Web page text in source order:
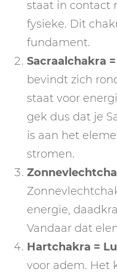
staat in contact
fysieke. Dit
fundament.
Sacraalchakra
bevindt zich
staat voor
gek dus dat je
is aan het
stromen.
energie,
Vandaar dat
Hartchakra =
voor adem. Het